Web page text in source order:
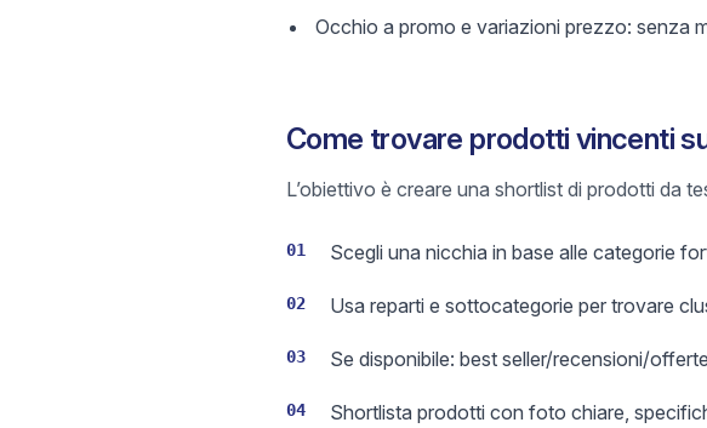
Occhio a promo e variazioni prezzo: senza
Come trovare prodotti vincenti
L’obiettivo è creare una shortlist di prodotti da
01 Scegli una nicchia in base alle categorie
02 Usa reparti e sottocategorie per trovare
03 Se disponibile: best seller/recensioni/
04 Shortlista prodotti con foto chiare,